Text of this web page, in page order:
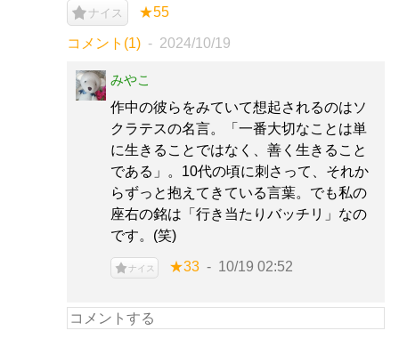
ナイス ★55
コメント(1) 2024/10/19
みやこ
作中の彼らをみていて想起されるのはソ
クラテスの名言。「一番大切なことは単
に生きることではなく、善く生きること
である」。10代の頃に刺さって、それか
らずっと抱えてきている言葉。でも私の
座右の銘は「行き当たりバッチリ」なの
です。(笑)
ナイス ★33 10/19 02:52